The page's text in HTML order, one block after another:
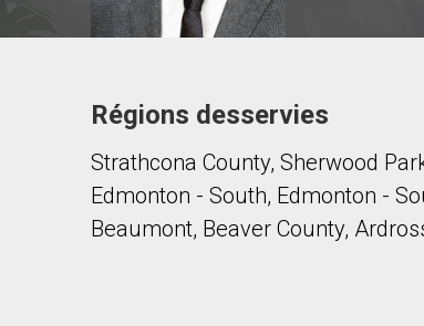
Contacter ce courtier
Prénom
Nom
Courriel
Régions desservies
Strathcona County, Sherwood
Edmonton - South, Edmonton -
Beaumont, Beaver County,